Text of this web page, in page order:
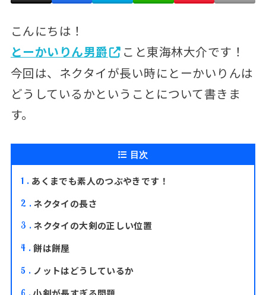
こんにちは！
とーかいりん男爵
こと東海林大介です！
今回は、ネクタイが長い時にとーかいりんは
どうしているかということについて書きま
す。
目次
1 あくまでも素人のつぶやきです！
2 ネクタイの長さ
3 ネクタイの大剣の正しい位置
4 餅は餅屋
5 ノットはどうしているか